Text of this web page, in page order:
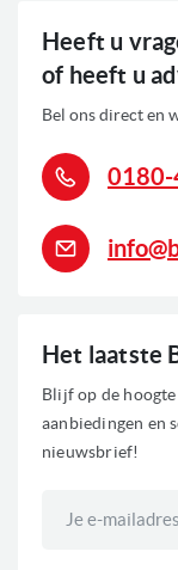
Het laatste
Blijf op de
aanbiedingen en
nieuwsbrief!
Heeft u
of heeft u
Bel ons direct en